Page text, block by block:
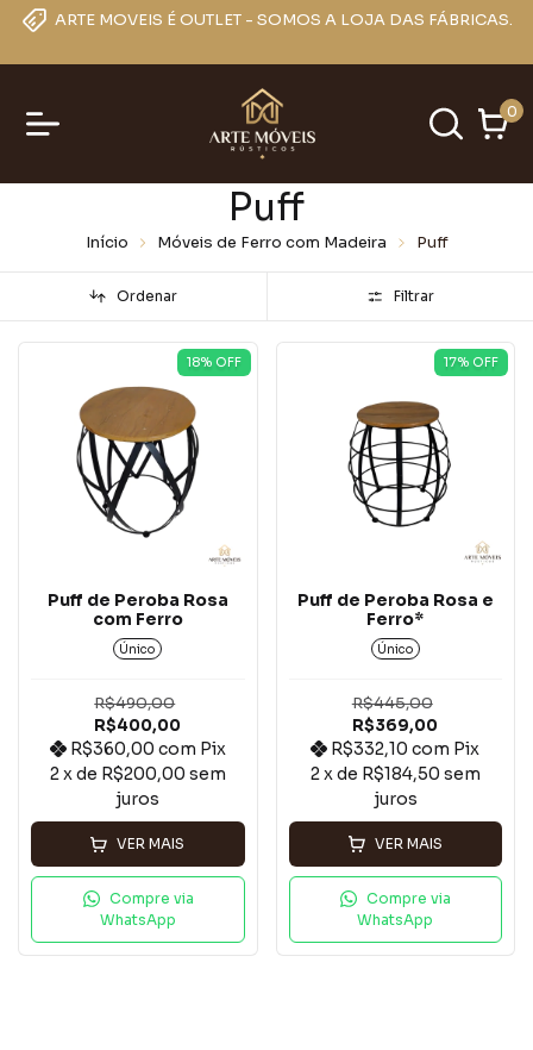
ARTE MOVEIS É OUTLET - SOMOS A LOJA DAS FÁBRICAS.
0
Puff
Início Móveis de Ferro com Madeira Puff
Ordenar Filtrar
18% OFF
Puff de Peroba Rosa
com Ferro
Único
R$490,00
R$400,00
R$360,00 com Pix
2x de R$200,00 sem
juros
VER MAIS
Compre via
WhatsApp
17% OFF
Puff de Peroba Rosa e
Ferro*
Único
R$445,00
R$369,00
R$332,10com Pix
2x de R$184,50 sem
juros
VER MAIS
Compre via
WhatsApp